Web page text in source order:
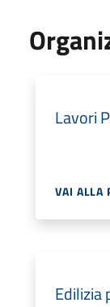
Lavori
VAI ALLA
Edilizia